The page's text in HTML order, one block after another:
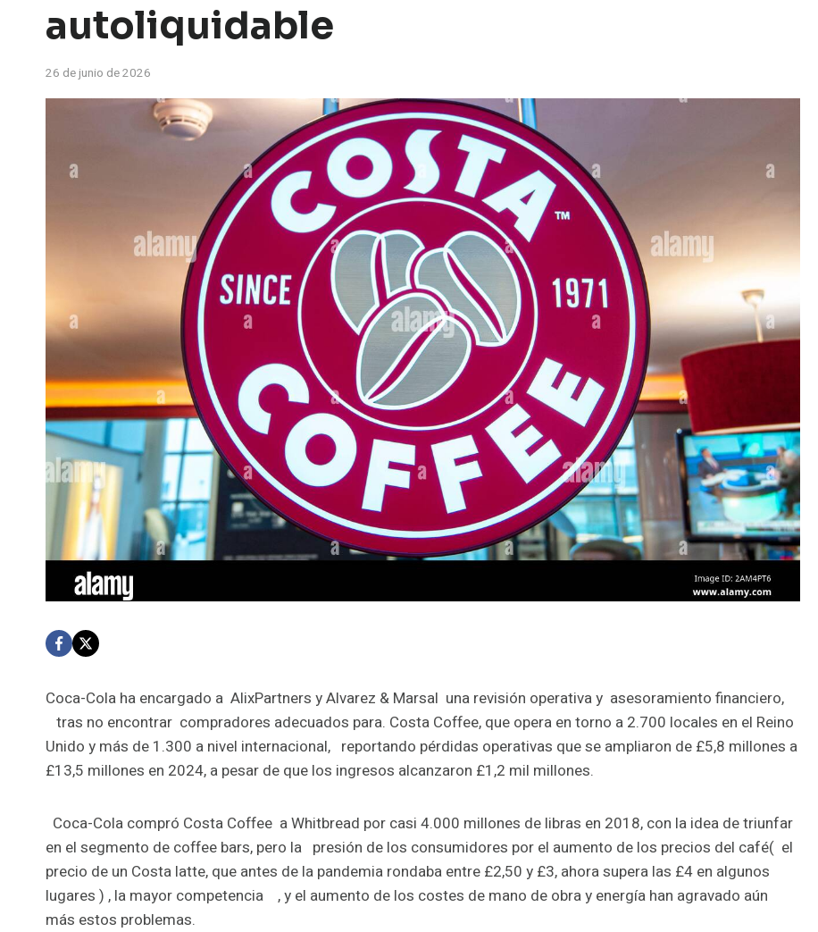
autoliquidable
26 de junio de 2026
Coca-Cola ha encargado a AlixPartners y Alvarez & Marsal una revisión operativa y asesoramiento financiero,
tras no encontrar compradores adecuados para. Costa Coffee, que opera en torno a 2.700 locales en el Reino
Unido y más de 1.300 a nivel internacional, reportando pérdidas operativas que se ampliaron de £5,8 millones a
£13,5 millones en 2024, a pesar de que los ingresos alcanzaron £1,2 mil millones.
Coca-Cola compró Costa Coffee a Whitbread por casi 4.000 millones de libras en 2018, con la idea de triunfar
en el segmento de coffee bars, pero la presión de los consumidores por el aumento de los precios del café( el
precio de un Costa latte, que antes de la pandemia rondaba entre £2,50 y £3, ahora supera las £4 en algunos
lugares ) , la mayor competencia , y el aumento de los costes de mano de obra y energía han agravado aún
más estos problemas.